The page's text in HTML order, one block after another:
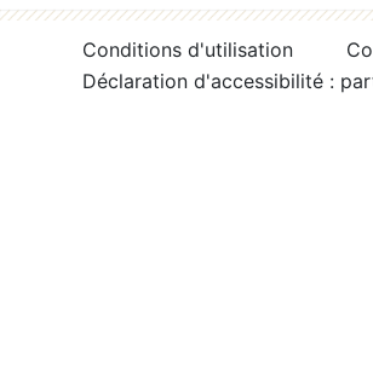
Conditions d'utilisation
Déclaration d'accessibilité :